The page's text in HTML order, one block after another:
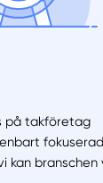
på takföretag
kan branschen